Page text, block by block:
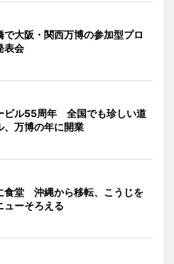
で大阪・関西万博の参加型プロ
表会
ビル55周年 全国でも珍しい道
、万博の年に開業
食堂 沖縄から移転、こうじを
ューそろえる